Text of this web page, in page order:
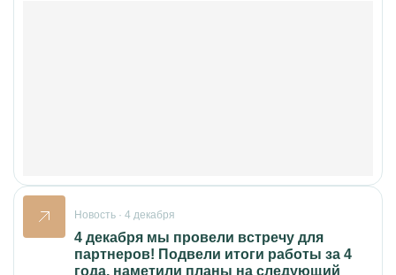
Новость · 4 декабря
4 декабря мы провели встречу для
партнеров! Подвели итоги работы за 4
года, наметили планы на следующий